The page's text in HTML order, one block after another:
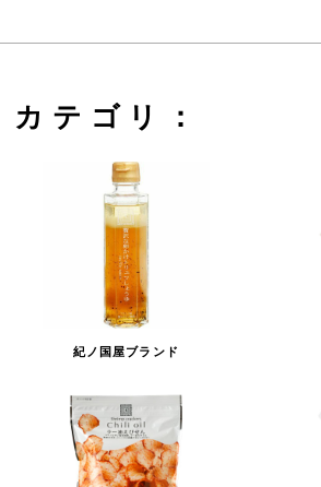
カテゴリ：
紀ノ国屋ブランド